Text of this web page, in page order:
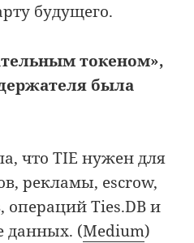
будущего.
токеном»,
была
что TIE нужен для
рекламы, escrow,
операций Ties.DB и
данных. (Medium)